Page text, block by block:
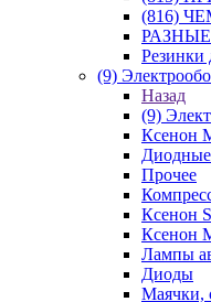
(816)
РАЗНЫЕ
Резинки
(9)
Назад
(9)
Ксенон
Прочее
Ксенон
Ксенон
Лампы
Диоды
Маячки,